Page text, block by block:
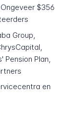
Ongeveer $356
Group,
Pension Plan,
en